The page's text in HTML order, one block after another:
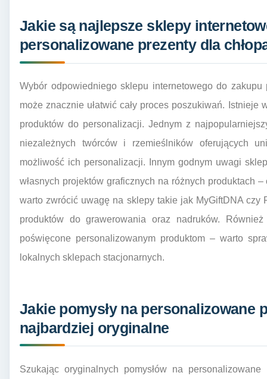
Jakie są najlepsze sklepy
personalizowane prezenty dla
Wybór odpowiedniego sklepu internetowego do zakupu
może znacznie ułatwić cały proces poszukiwań. Istnieje
produktów do personalizacji. Jednym z
niezależnych twórców i rzemieślników oferujących
możliwość ich personalizacji. Innym godnym uwagi
własnych projektów graficznych na różnych produktach
warto zwrócić uwagę na sklepy takie jak MyGiftDNA czy
produktów do grawerowania oraz nadruków.
poświęcone personalizowanym produktom – warto
lokalnych sklepach stacjonarnych.
Jakie pomysły na personalizowane
najbardziej oryginalne
Szukając oryginalnych pomysłów na